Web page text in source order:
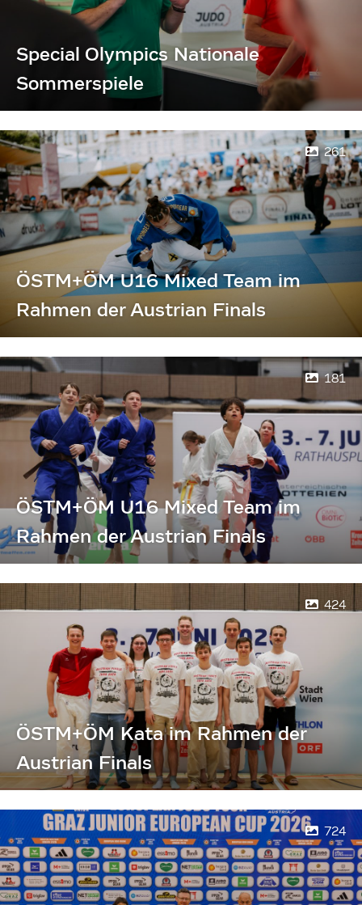
Special Olympics Nationale
Sommerspiele
261
ÖSTM+ÖM U16 Mixed Team im
Rahmen der Austrian Finals
181
ÖSTM+ÖM U16 Mixed Team im
Rahmen der Austrian Finals
424
ÖSTM+ÖM Kata im Rahmen der
Austrian Finals
724